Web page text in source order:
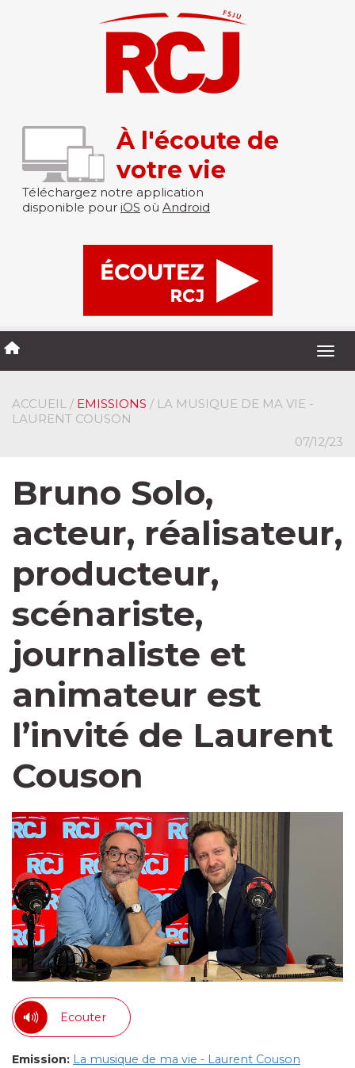
À l'écoute de
votre vie
Téléchargez notre application
disponible pour iOS où Android
ACCUEIL / EMISSIONS / LA MUSIQUE DE MA VIE -
LAURENT COUSON
07/12/23
Bruno Solo,
acteur, réalisateur,
producteur,
scénariste,
journaliste et
animateur est
l’invité de Laurent
Couson
Ecouter
Emission: La musique de ma vie - Laurent Couson